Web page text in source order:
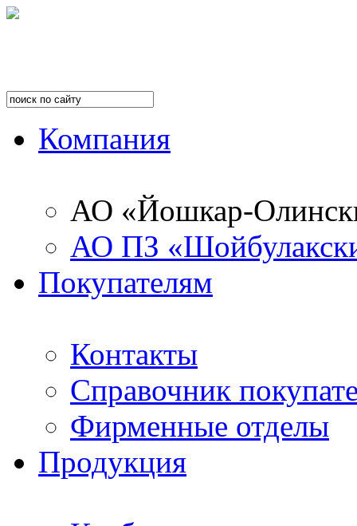
Компания
АО «Йошкар-
АО ПЗ
Покупателям
Контакты
Справочник
Фирменные отделы
Продукция